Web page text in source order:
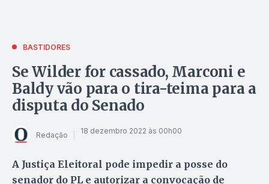
BASTIDORES
Se Wilder for cassado, Marconi e
Baldy vão para o tira-teima para a
disputa do Senado
Redação 18 dezembro 2022 às 00h00
A Justiça Eleitoral pode impedir a posse do
senador do PL e autorizar a convocação de